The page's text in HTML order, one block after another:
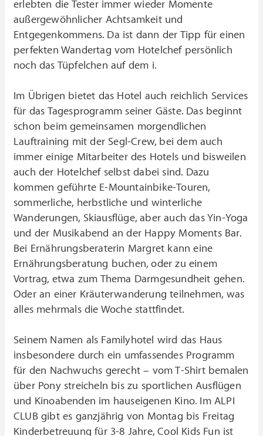
erlebten die Tester immer wieder Momente
außergewöhnlicher Achtsamkeit und
Entgegenkommens. Da ist dann der Tipp für einen
perfekten Wandertag vom Hotelchef persönlich
noch das Tüpfelchen auf dem i.
Im Übrigen bietet das Hotel auch reichlich Services
für das Tagesprogramm seiner Gäste. Das beginnt
schon beim gemeinsamen morgendlichen
Lauftraining mit der Segl-Crew, bei dem auch
immer einige Mitarbeiter des Hotels und bisweilen
auch der Hotelchef selbst dabei sind. Dazu
kommen geführte E-Mountainbike-Touren,
sommerliche, herbstliche und winterliche
Wanderungen, Skiausflüge, aber auch das Yin-Yoga
und der Musikabend an der Happy Moments Bar.
Bei Ernährungsberaterin Margret kann eine
Ernährungsberatung buchen, oder zu einem
Vortrag, etwa zum Thema Darmgesundheit gehen.
Oder an einer Kräuterwanderung teilnehmen, was
alles mehrmals die Woche stattfindet.
Seinem Namen als Familyhotel wird das Haus
insbesondere durch ein umfassendes Programm
für den Nachwuchs gerecht – vom T-Shirt bemalen
über Pony streicheln bis zu sportlichen Ausflügen
und Kinoabenden im hauseigenen Kino. Im ALPI
CLUB gibt es ganzjährig von Montag bis Freitag
Kinderbetreuung für 3-8 Jahre, Cool Kids Fun ist